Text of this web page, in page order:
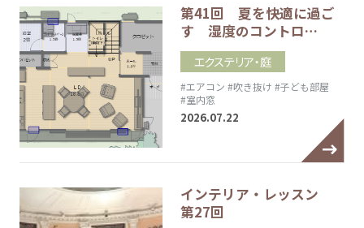
第41回 夏を快適に過ご
す 湿度のコントロ…
エクステリア・庭
#エアコン #吹き抜け #子ども部屋
#室内窓
2026.07.22
インテリア・レッスン
第27回